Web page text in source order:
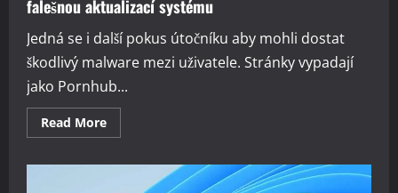
falešnou aktualizací systému
Jedná se i další pokus útočníku aby mohli dostat
škodlivý malware mezi uživatele. Stránky vypadají
jako Pornhub...
Read MoreRead
more
útočníků: